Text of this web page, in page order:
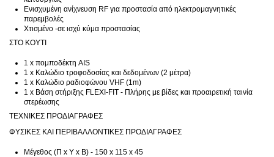
Ενισχυμένη ανίχνευση RF για προστασία από ηλεκτρομαγνητικές
παρεμβολές
Χτισμένο -σε ισχύ κύμα προστασίας
ΣΤΟ ΚΟΥΤΙ
1 x πομποδέκτη AIS
1 x Καλώδιο τροφοδοσίας και δεδομένων (2 μέτρα)
1 x Καλώδιο ραδιοφώνου VHF (1m)
1 x Βάση στήριξης FLEXI-FIT - Πλήρης με βίδες και προαιρετική ταινία
στερέωσης
ΤΕΧΝΙΚΕΣ ΠΡΟΔΙΑΓΡΑΦΕΣ
ΦΥΣΙΚΕΣ ΚΑΙ ΠΕΡΙΒΑΛΛΟΝΤΙΚΕΣ ΠΡΟΔΙΑΓΡΑΦΕΣ
Μέγεθος (Π x Υ x Β) - 150 x 115 x 45